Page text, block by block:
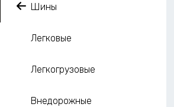
Шины
Легковые
Легкогрузовые
Внедорожные